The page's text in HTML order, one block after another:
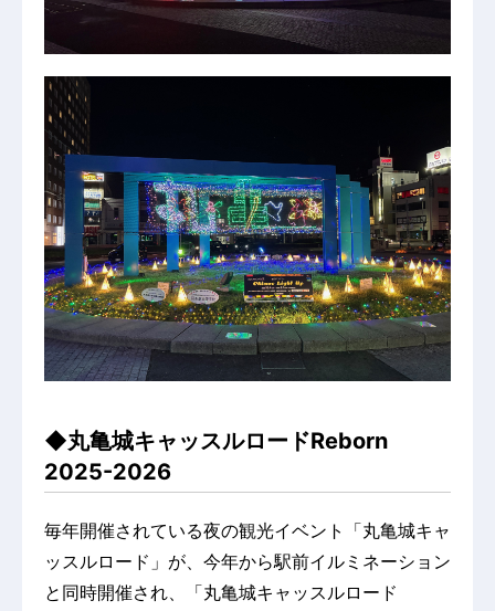
◆丸亀城キャッスルロードReborn
2025-2026
毎年開催されている夜の観光イベント「丸亀城キャ
ッスルロード」が、今年から駅前イルミネーション
と同時開催され、「丸亀城キャッスルロード